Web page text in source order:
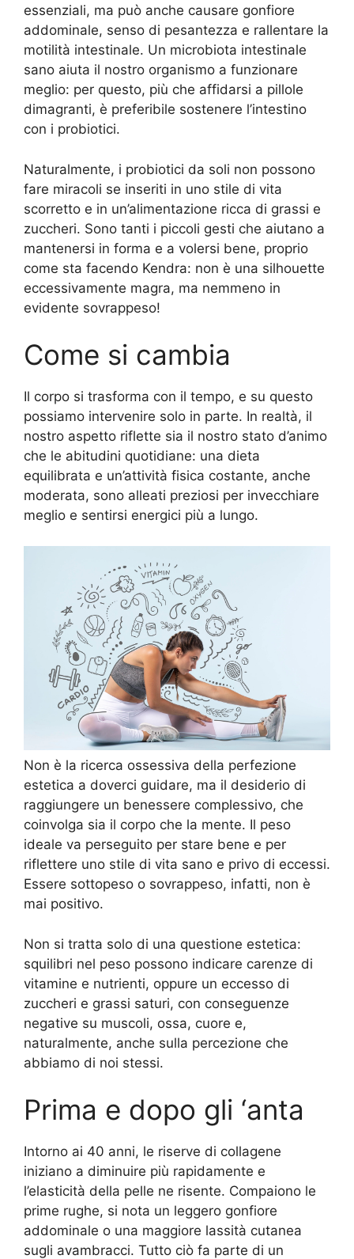
essenziali, ma può anche causare gonfiore
addominale, senso di pesantezza e rallentare la
motilità intestinale. Un microbiota intestinale
sano aiuta il nostro organismo a funzionare
meglio: per questo, più che affidarsi a pillole
dimagranti, è preferibile sostenere l’intestino
con i probiotici.
Naturalmente, i probiotici da soli non possono
fare miracoli se inseriti in uno stile di vita
scorretto e in un’alimentazione ricca di grassi e
zuccheri. Sono tanti i piccoli gesti che aiutano a
mantenersi in forma e a volersi bene, proprio
come sta facendo Kendra: non è una silhouette
eccessivamente magra, ma nemmeno in
evidente sovrappeso!
Come si cambia
Il corpo si trasforma con il tempo, e su questo
possiamo intervenire solo in parte. In realtà, il
nostro aspetto riflette sia il nostro stato d’animo
che le abitudini quotidiane: una dieta
equilibrata e un’attività fisica costante, anche
moderata, sono alleati preziosi per invecchiare
meglio e sentirsi energici più a lungo.
Non è la ricerca ossessiva della perfezione
estetica a doverci guidare, ma il desiderio di
raggiungere un benessere complessivo, che
coinvolga sia il corpo che la mente. Il peso
ideale va perseguito per stare bene e per
riflettere uno stile di vita sano e privo di eccessi.
Essere sottopeso o sovrappeso, infatti, non è
mai positivo.
Non si tratta solo di una questione estetica:
squilibri nel peso possono indicare carenze di
vitamine e nutrienti, oppure un eccesso di
zuccheri e grassi saturi, con conseguenze
negative su muscoli, ossa, cuore e,
naturalmente, anche sulla percezione che
abbiamo di noi stessi.
Prima e dopo gli ‘anta
Intorno ai 40 anni, le riserve di collagene
iniziano a diminuire più rapidamente e
l’elasticità della pelle ne risente. Compaiono le
prime rughe, si nota un leggero gonfiore
addominale o una maggiore lassità cutanea
sugli avambracci. Tutto ciò fa parte di un